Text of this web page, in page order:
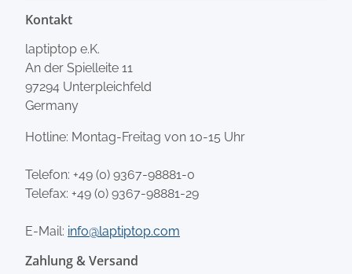
Kontakt
laptiptop e.K.
An der Spielleite 11
97294 Unterpleichfeld
Germany
Hotline: Montag-Freitag von 10-15 Uhr
Telefon: +49 (0) 9367-98881-0
Telefax: +49 (0) 9367-98881-29
E-Mail: info@laptiptop.com
Zahlung & Versand